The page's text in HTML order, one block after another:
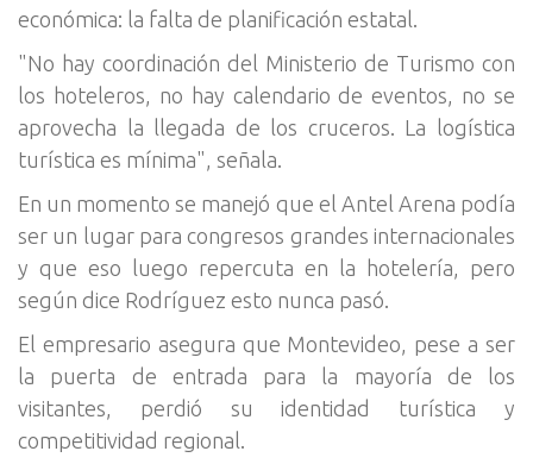
económica: la falta de planificación estatal.
"No hay coordinación del Ministerio de Turismo con
los hoteleros, no hay calendario de eventos, no se
aprovecha la llegada de los cruceros. La logística
turística es mínima", señala.
En un momento se manejó que el Antel Arena podía
ser un lugar para congresos grandes internacionales
y que eso luego repercuta en la hotelería, pero
según dice Rodríguez esto nunca pasó.
El empresario asegura que Montevideo, pese a ser
la puerta de entrada para la mayoría de los
visitantes, perdió su identidad turística y
competitividad regional.